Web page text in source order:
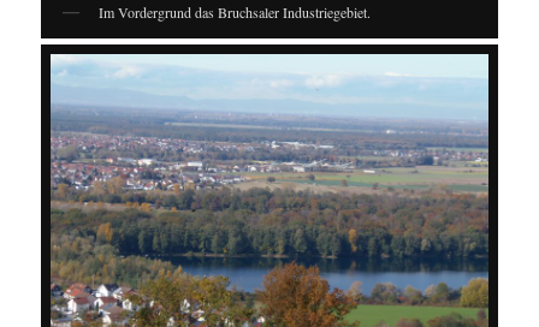
Im Vordergrund das Bruchsaler Industriegebiet.